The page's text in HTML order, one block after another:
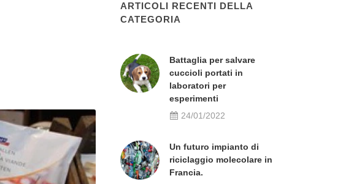
ARTICOLI RECENTI DELLA
CATEGORIA
Battaglia per salvare
cuccioli portati in
laboratori per
esperimenti
24/01/2022
Un futuro impianto di
riciclaggio molecolare in
Francia.